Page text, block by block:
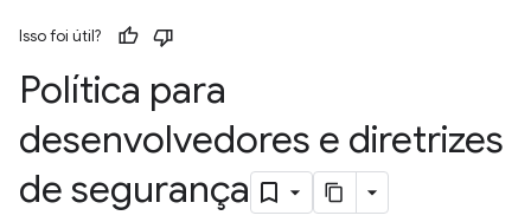
Isso foi útil?
Política para
desenvolvedores e diretrizes
de segurança